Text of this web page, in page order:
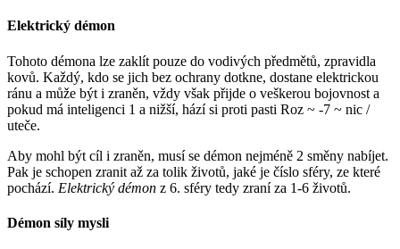
Elektrický démon
Tohoto démona lze zaklít pouze do vodivých předmětů, zpravidla
kovů. Každý, kdo se jich bez ochrany dotkne, dostane elektrickou
ránu a může být i zraněn, vždy však přijde o veškerou bojovnost a
pokud má inteligenci 1 a nižší, hází si proti pasti Roz ~ -7 ~ nic /
uteče.
Aby mohl být cíl i zraněn, musí se démon nejméně 2 směny nabíjet.
Pak je schopen zranit až za tolik životů, jaké je číslo sféry, ze které
pochází. Elektrický démon z 6. sféry tedy zraní za 1-6 životů.
Démon síly mysli